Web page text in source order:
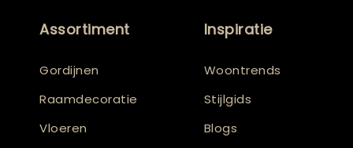
Assortiment
Gordijnen
Raamdecoratie
Vloeren
Inspiratie
Woontrends
Stijlgids
Blogs